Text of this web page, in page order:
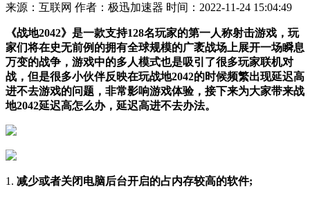
来源：互联网 作者：极迅加速器 时间：2022-11-24 15:04:49
《战地2042》是一款支持128名玩家的第一人称射击游戏，玩
家们将在史无前例的拥有全球规模的广袤战场上展开一场瞬息
万变的战争，游戏中的多人模式也是吸引了很多玩家联机对
战，但是很多小伙伴反映在玩战地2042的时候频繁出现延迟高
进不去游戏的问题，非常影响游戏体验，接下来为大家带来战
地2042延迟高怎么办，延迟高进不去办法。
1. 减少或者关闭电脑后台开启的占内存较高的软件;